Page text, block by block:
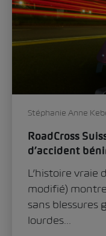
Stéphanie Anne
RoadCross
d’accident
L’histoire vraie
modifié)
sans blessures
lourdes...